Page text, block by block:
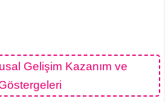
Gelişim Kazanım ve